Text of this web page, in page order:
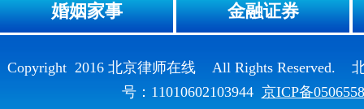
婚姻家事 金融证券
Copyright 2016 北京律师在线 All Rights Reserved.
号：11010602103944 京ICP备